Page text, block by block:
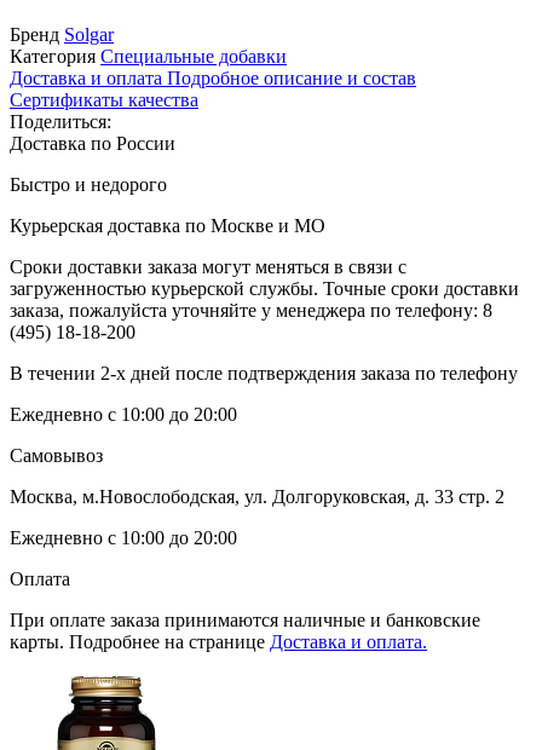
Бренд Solgar
Категория Специальные добавки
Доставка и оплата Подробное описание и состав
Сертификаты качества
Поделиться:
Доставка по России
Быстро и недорого
Курьерская доставка по Москве и МО
Сроки доставки заказа могут меняться в связи с
загруженностью курьерской службы. Точные сроки доставки
заказа, пожалуйста уточняйте у менеджера по телефону: 8
(495) 18-18-200
В течении 2-х дней после подтверждения заказа по телефону
Ежедневно с 10:00 до 20:00
Самовывоз
Москва, м.Новослободская, ул. Долгоруковская, д. 33 стр. 2
Ежедневно с 10:00 до 20:00
Оплата
При оплате заказа принимаются наличные и банковские
карты. Подробнее на странице Доставка и оплата.